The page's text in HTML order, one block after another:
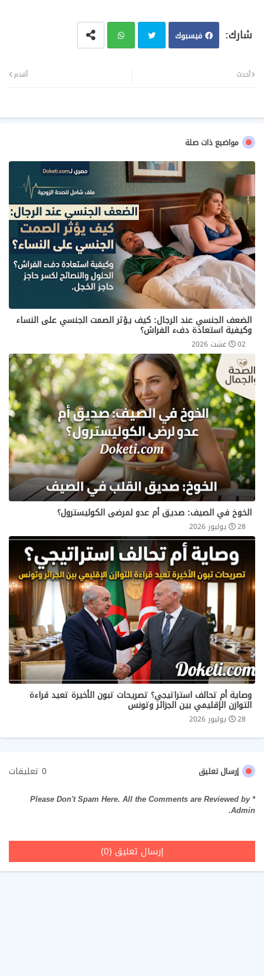
فيسبوك
ب
أحدث أقدم
مواضيع ذات صلة
الضعف الجنسي عند الرجال: كيف يؤثر الصمت الجنسي على النساء
وكيفية استعادة دفء الفراش؟
02 غشت 2026
الخوخ في الصيف: صديق أم عدو لمرضى الكوليسترول؟
28 يوليوز 2026
​وصاية أم تحالف استراتيجي؟ تصريحات تبون الأخيرة تعيد قراءة
التوازن الإقليمي بين الجزائر وتونس
28 يوليوز 2026
إرسال تعليق 0 تعليقات
* Please Don't Spam Here. All the Comments are Reviewed by
Admin.
إرسال تعليق (0)